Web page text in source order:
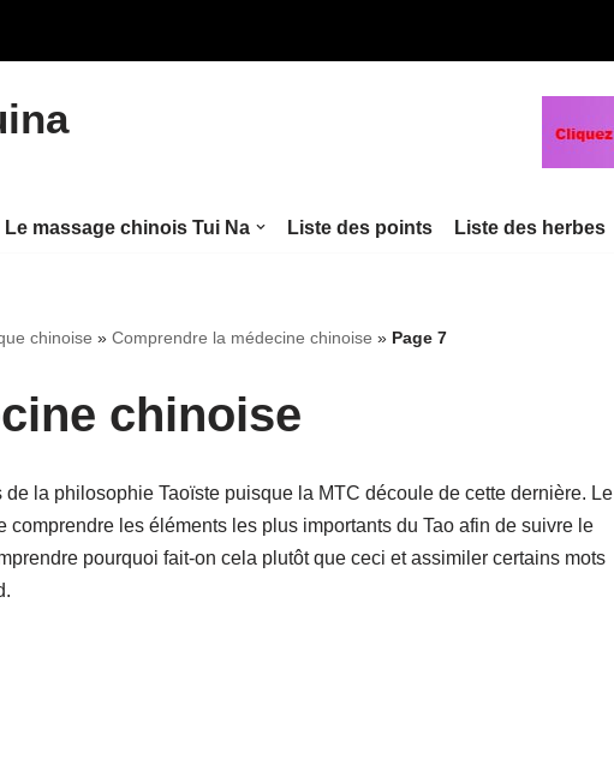
Le massage chinois Tui Na Liste des points Liste des herbes
chinoise » Comprendre la médecine chinoise » Page 7
chinoise
la philosophie Taoïste puisque la MTC découle de cette dernière. Le
comprendre les éléments les plus importants du Tao afin de suivre le
pourquoi fait-on cela plutôt que ceci et assimiler certains mots